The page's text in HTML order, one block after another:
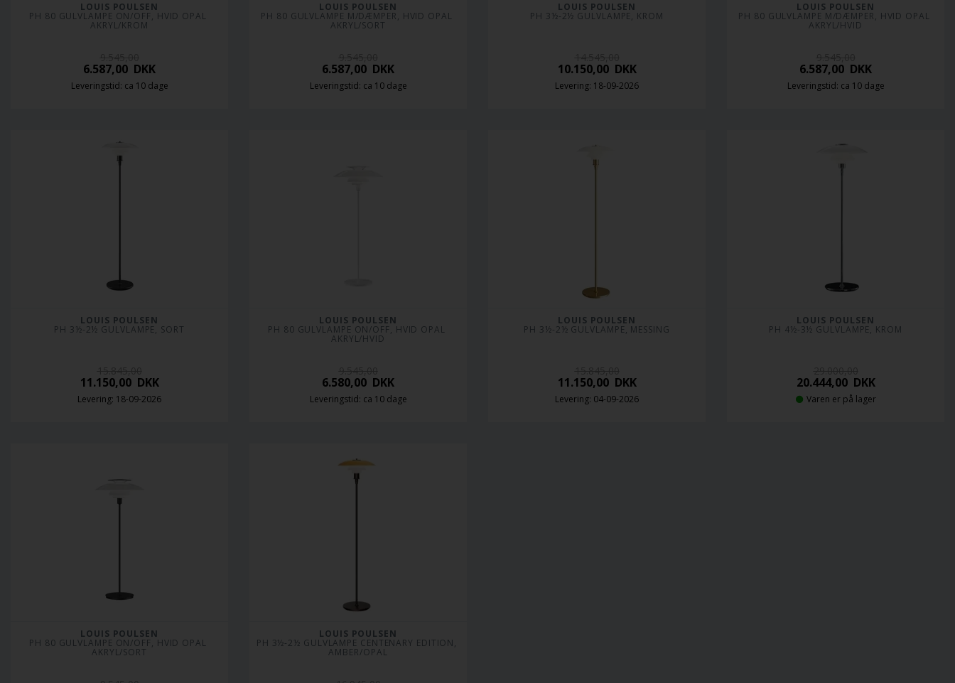
LOUIS POULSEN
PH 80 GULVLAMPE ON/OFF, HVID OPAL
AKRYL/KROM
6.587,00 DKK
Leveringstid: ca 10 dage
LOUIS POULSEN
PH 80 GULVLAMPE M/DÆMPER, HVID OPAL
AKRYL/SORT
6.587,00 DKK
Leveringstid: ca 10 dage
LOUIS POULSEN
PH 3½-2½ GULVLAMPE, KROM
10.150,00DKK
Levering: 18-09-2026
LOUIS POULSEN
PH 80 GULVLAMPE M/DÆMPER, HVID OPAL
AKRYL/HVID
6.587,00 DKK
Leveringstid: ca 10 dage
LOUIS POULSEN
PH 3½-2½ GULVLAMPE, SORT
11.150,00DKK
Levering: 18-09-2026
LOUIS POULSEN
PH 80 GULVLAMPE ON/OFF, HVID OPAL
AKRYL/HVID
6.580,00 DKK
Leveringstid: ca 10 dage
LOUIS POULSEN
PH 3½-2½ GULVLAMPE, MESSING
11.150,00DKK
Levering: 04-09-2026
LOUIS POULSEN
PH 4½-3½ GULVLAMPE, KROM
20.444,00DKK
Varen er på lager
LOUIS POULSEN
PH 80 GULVLAMPE ON/OFF, HVID OPAL
AKRYL/SORT
LOUIS POULSEN
PH 3½-2½ GULVLAMPE CENTENARY EDITION,
AMBER/OPAL